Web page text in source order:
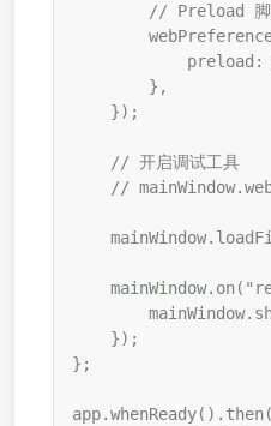
// Preload
        },
    });
    // 开启调试工具
//
    });
};